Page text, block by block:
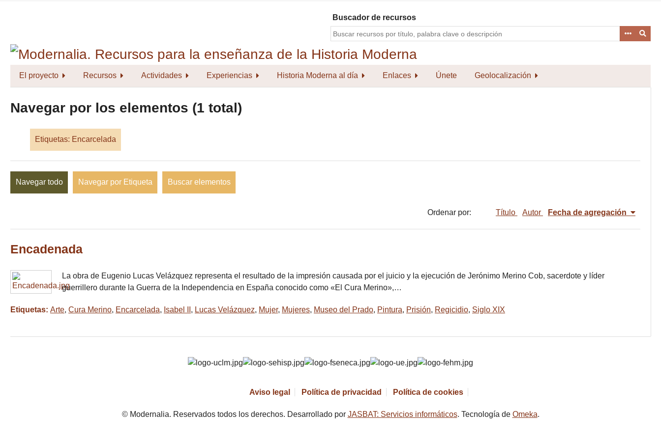
Buscador de recursos
El proyecto Recursos Actividades Experiencias Historia Moderna al día Enlaces Únete Geolocalización
Navegar por los elementos (1 total)
Etiquetas: Encarcelada
Navegar todo Navegar por Etiqueta Buscar elementos
Ordenar por: Título Autor Fecha de agregación
Encadenada
La obra de Eugenio Lucas Velázquez representa el resultado de la impresión causada por el juicio y la ejecución de Jerónimo Merino Cob, sacerdote y líder
guerrillero durante la Guerra de la Independencia en España conocido como «El Cura Merino»,…
Etiquetas: Arte, Cura Merino, Encarcelada, Isabel II , Lucas Velázquez, Mujer, Mujeres, Museo del Prado, Pintura, Prisión, Regicidio, Siglo XIX
Aviso legal Política de privacidad Política de cookies
© Modernalia. Reservados todos los derechos. Desarrollado por JASBAT: Servicios informáticos. Tecnología de Omeka.